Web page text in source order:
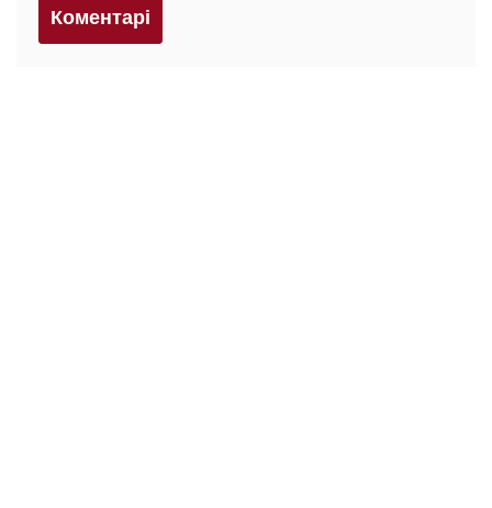
Коментарi